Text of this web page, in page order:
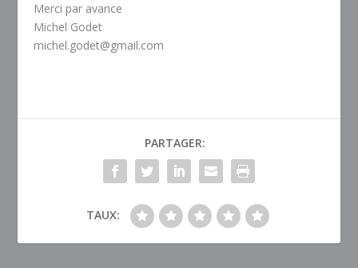
Merci par avance
Michel Godet
michel.godet@gmail.com
PARTAGER:
TAUX: